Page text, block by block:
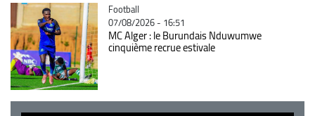
Catégorie
Football
07/08/2026 - 16:51
MC Alger : le Burundais Nduwumwe
cinquième recrue estivale